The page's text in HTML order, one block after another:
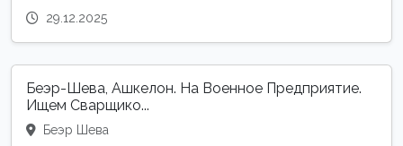
29.12.2025
Беэр-Шева, Ашкелон. На Военное Предприятие.
Ищем Сварщико...
Беэр Шева